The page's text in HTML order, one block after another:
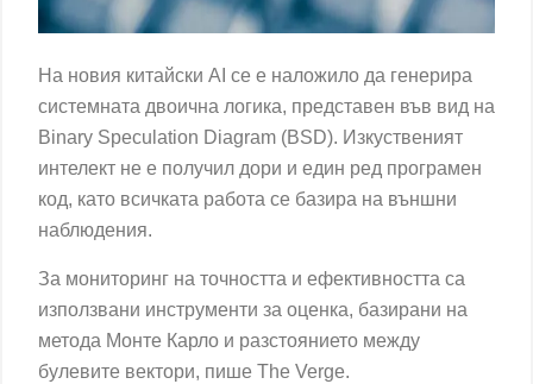
На новия китайски AI се е наложило да генерира
системната двоична логика, представен във вид на
Binary Speculation Diagram (BSD). Изкуственият
интелект не е получил дори и един ред програмен
код, като всичката работа се базира на външни
наблюдения.
За мониторинг на точността и ефективността са
използвани инструменти за оценка, базирани на
метода Монте Карло и разстоянието между
булевите вектори, пише The Verge.